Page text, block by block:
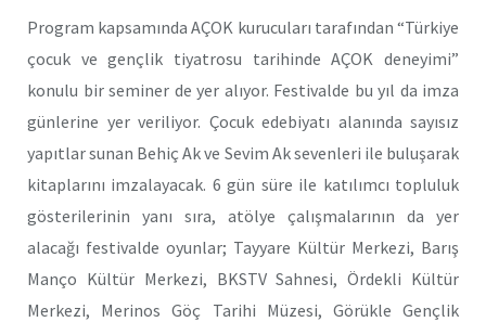
Program kapsamında AÇOK kurucuları tarafından “Türkiye
çocuk ve gençlik tiyatrosu tarihinde AÇOK deneyimi”
konulu bir seminer de yer alıyor. Festivalde bu yıl da imza
günlerine yer veriliyor. Çocuk edebiyatı alanında sayısız
yapıtlar sunan Behiç Ak ve Sevim Ak sevenleri ile buluşarak
kitaplarını imzalayacak. 6 gün süre ile katılımcı topluluk
gösterilerinin yanı sıra, atölye çalışmalarının da yer
alacağı festivalde oyunlar; Tayyare Kültür Merkezi, Barış
Manço Kültür Merkezi, BKSTV Sahnesi, Ördekli Kültür
Merkezi, Merinos Göç Tarihi Müzesi, Görükle Gençlik